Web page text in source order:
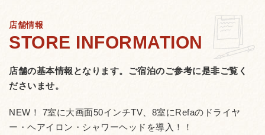
店舗情報
店舗の基本情報となります。 ご宿泊のご参考に是非ご覧く
ださいませ。
NEW！ 7室に大画面50インチTV、8室にRefaのドライヤ
ー・ヘアイロン・シャワーヘッドを導入！！